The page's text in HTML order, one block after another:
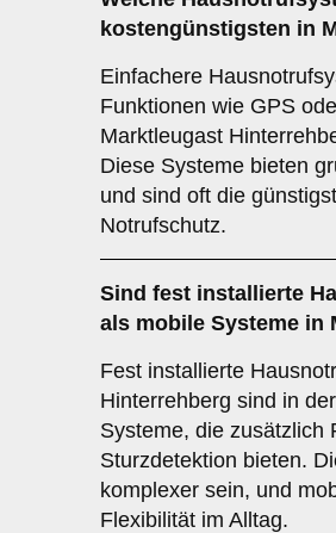
kostengünstigsten in
Einfachere
Funktionen wie GPS
Marktleugast
Diese Systeme bieten
und sind oft die
Notrufschutz.
Sind fest installierte
als mobile Systeme in
Fest installierte
Hinterrehberg sind in
Systeme, die zusätzlich
Sturzdetektion bieten.
komplexer sein, und
Flexibilität im Alltag.